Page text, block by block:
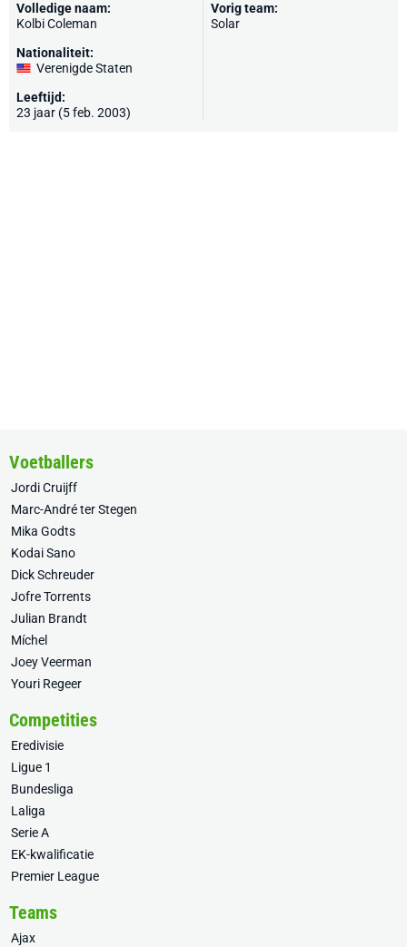
Volledige naam:
Kolbi Coleman
Nationaliteit:
Verenigde Staten
Leeftijd:
23 jaar (5 feb. 2003)
Vorig team:
Solar
Voetballers
Jordi Cruijff
Marc-André ter Stegen
Mika Godts
Kodai Sano
Dick Schreuder
Jofre Torrents
Julian Brandt
Míchel
Joey Veerman
Youri Regeer
Competities
Eredivisie
Ligue 1
Bundesliga
Laliga
Serie A
EK-kwalificatie
Premier League
Teams
Ajax